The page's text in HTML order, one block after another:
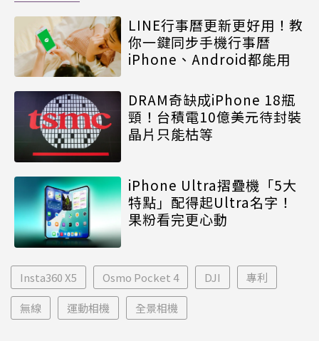
LINE行事曆更新更好用！教
你一鍵同步手機行事曆
iPhone、Android都能用
DRAM奇缺成iPhone 18瓶
頸！台積電10億美元待封裝
晶片只能枯等
iPhone Ultra摺疊機「5大
特點」配得起Ultra名字！
果粉看完更心動
Insta360 X5 Osmo Pocket 4 DJI 專利
無線 運動相機 全景相機